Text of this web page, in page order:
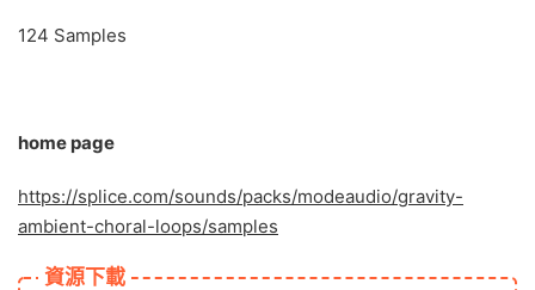
124 Samples
home page
https://splice.com/sounds/packs/modeaudio/gravity-
ambient-choral-loops/samples
資源下載